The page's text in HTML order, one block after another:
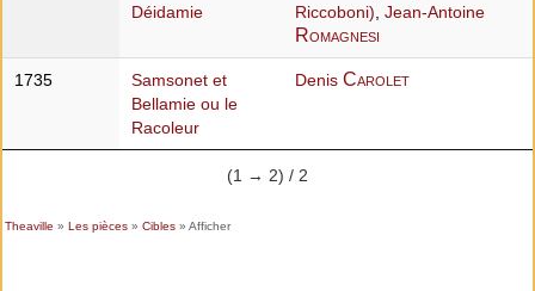
Déidamie
Riccoboni), Jean-Antoine
Romagnesi
1735
Samsonet et
Bellamie ou le
Racoleur
Denis Carolet
(1 → 2) / 2
Theaville » Les pièces» Cibles» Afficher